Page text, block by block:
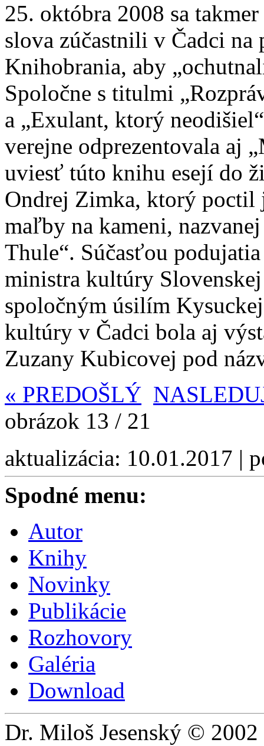
25. októbra 2008 sa
slova zúčastnili v Čadci
Knihobrania, aby
Spoločne s titulmi
a „Exulant, ktorý
verejne odprezentovala aj
uviesť túto knihu esejí do
Ondrej Zimka, ktorý poctil
maľby na kameni,
Thule“. Súčasťou
ministra kultúry
spoločným úsilím
kultúry v Čadci bola aj
Zuzany Kubicovej pod
« PREDOŠLÝ
obrázok 13 / 21
aktualizácia: 10.01.2017 |
Spodné menu:
Autor
Knihy
Novinky
Publikácie
Rozhovory
Galéria
Download
Dr. Miloš Jesenský ©